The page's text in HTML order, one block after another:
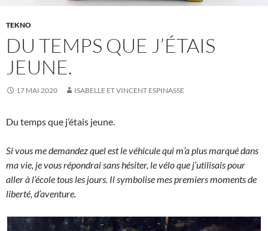
TEKNO
DU TEMPS QUE J’ÉTAIS
JEUNE.
17 MAI 2020 ISABELLE ET VINCENT ESPINASSE
Du temps que j’étais jeune.
Si vous me demandez quel est le véhicule qui m’a plus marqué dans
ma vie, je vous répondrai sans hésiter, le vélo que j’utilisais pour
aller à l’école tous les jours. Il symbolise mes premiers moments de
liberté, d’aventure.